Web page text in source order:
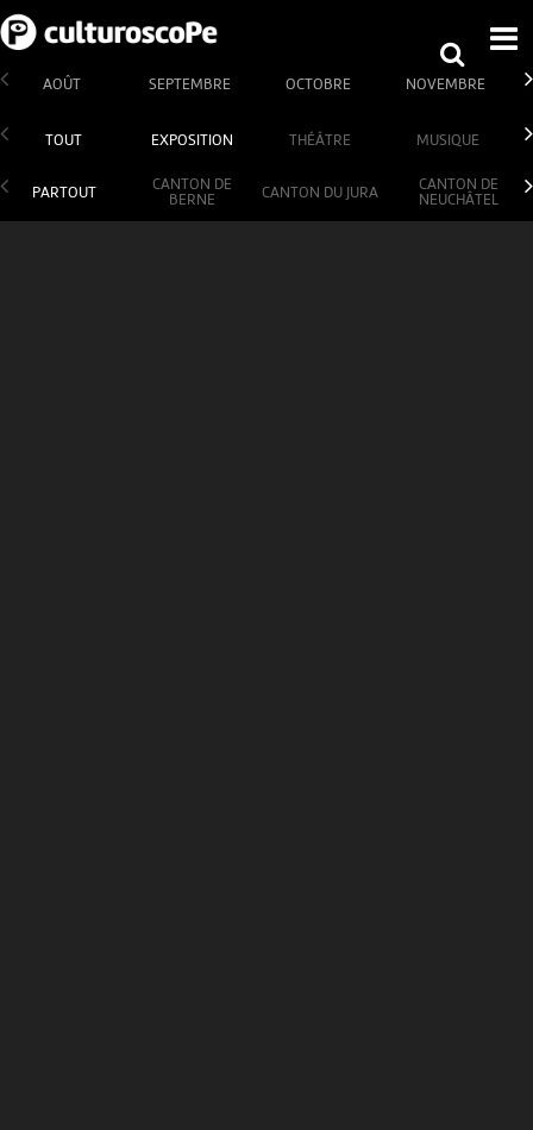
AOÛT SEPTEMBRE OCTOBRE NOVEMBRE
TOUT EXPOSITION THÉÂTRE MUSIQUE
PARTOUT
CANTON DE
BERNE
CANTON DU JURA
CANTON DE
NEUCHÂTEL